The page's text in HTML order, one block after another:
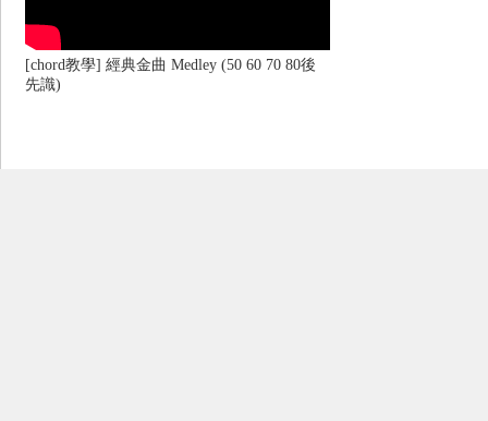
[chord教學] 經典金曲 Medley (50 60 70 80後
先識)